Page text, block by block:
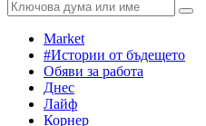
Market
#Истории от бъдещето
Обяви за работа
Днес
Лайф
Корнер